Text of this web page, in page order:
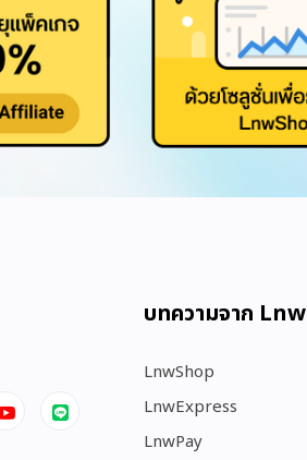
บทความจาก Lnw
LnwShop
LnwExpress
LnwPay